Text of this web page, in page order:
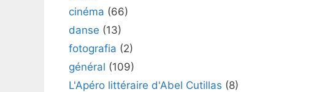
cinéma (66)
danse (13)
fotografia (2)
général (109)
L'Apéro littéraire d'Abel Cutillas (8)